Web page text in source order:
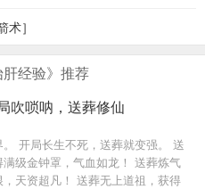
］
肝经验》推荐
吹唢呐，送葬修仙
开局长生不死，送葬就变强。 送
级金钟罩，气血如龙！ 送葬炼气
天资超凡！ 送葬无上道祖，获得